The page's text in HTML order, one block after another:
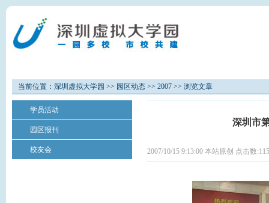
当前位置： 深圳虚拟大学园 >> 园区动态 >> 2007 >> 浏览文章
学员活动
园区报刊
校友会
深圳市
2007/10/15 9:13:00 本站原创 点击数: